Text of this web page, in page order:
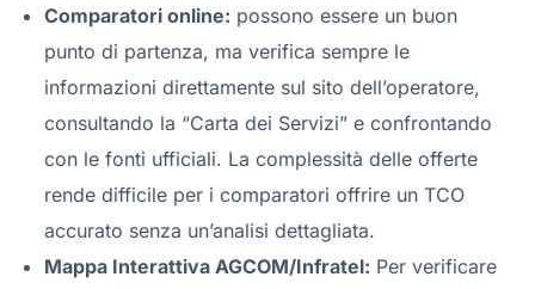
Comparatori online: possono essere un buon
punto di partenza, ma verifica sempre le
informazioni direttamente sul sito dell’operatore,
consultando la “Carta dei Servizi” e confrontando
con le fonti ufficiali. La complessità delle offerte
rende difficile per i comparatori offrire un TCO
accurato senza un’analisi dettagliata.
Mappa Interattiva AGCOM/Infratel: Per verificare